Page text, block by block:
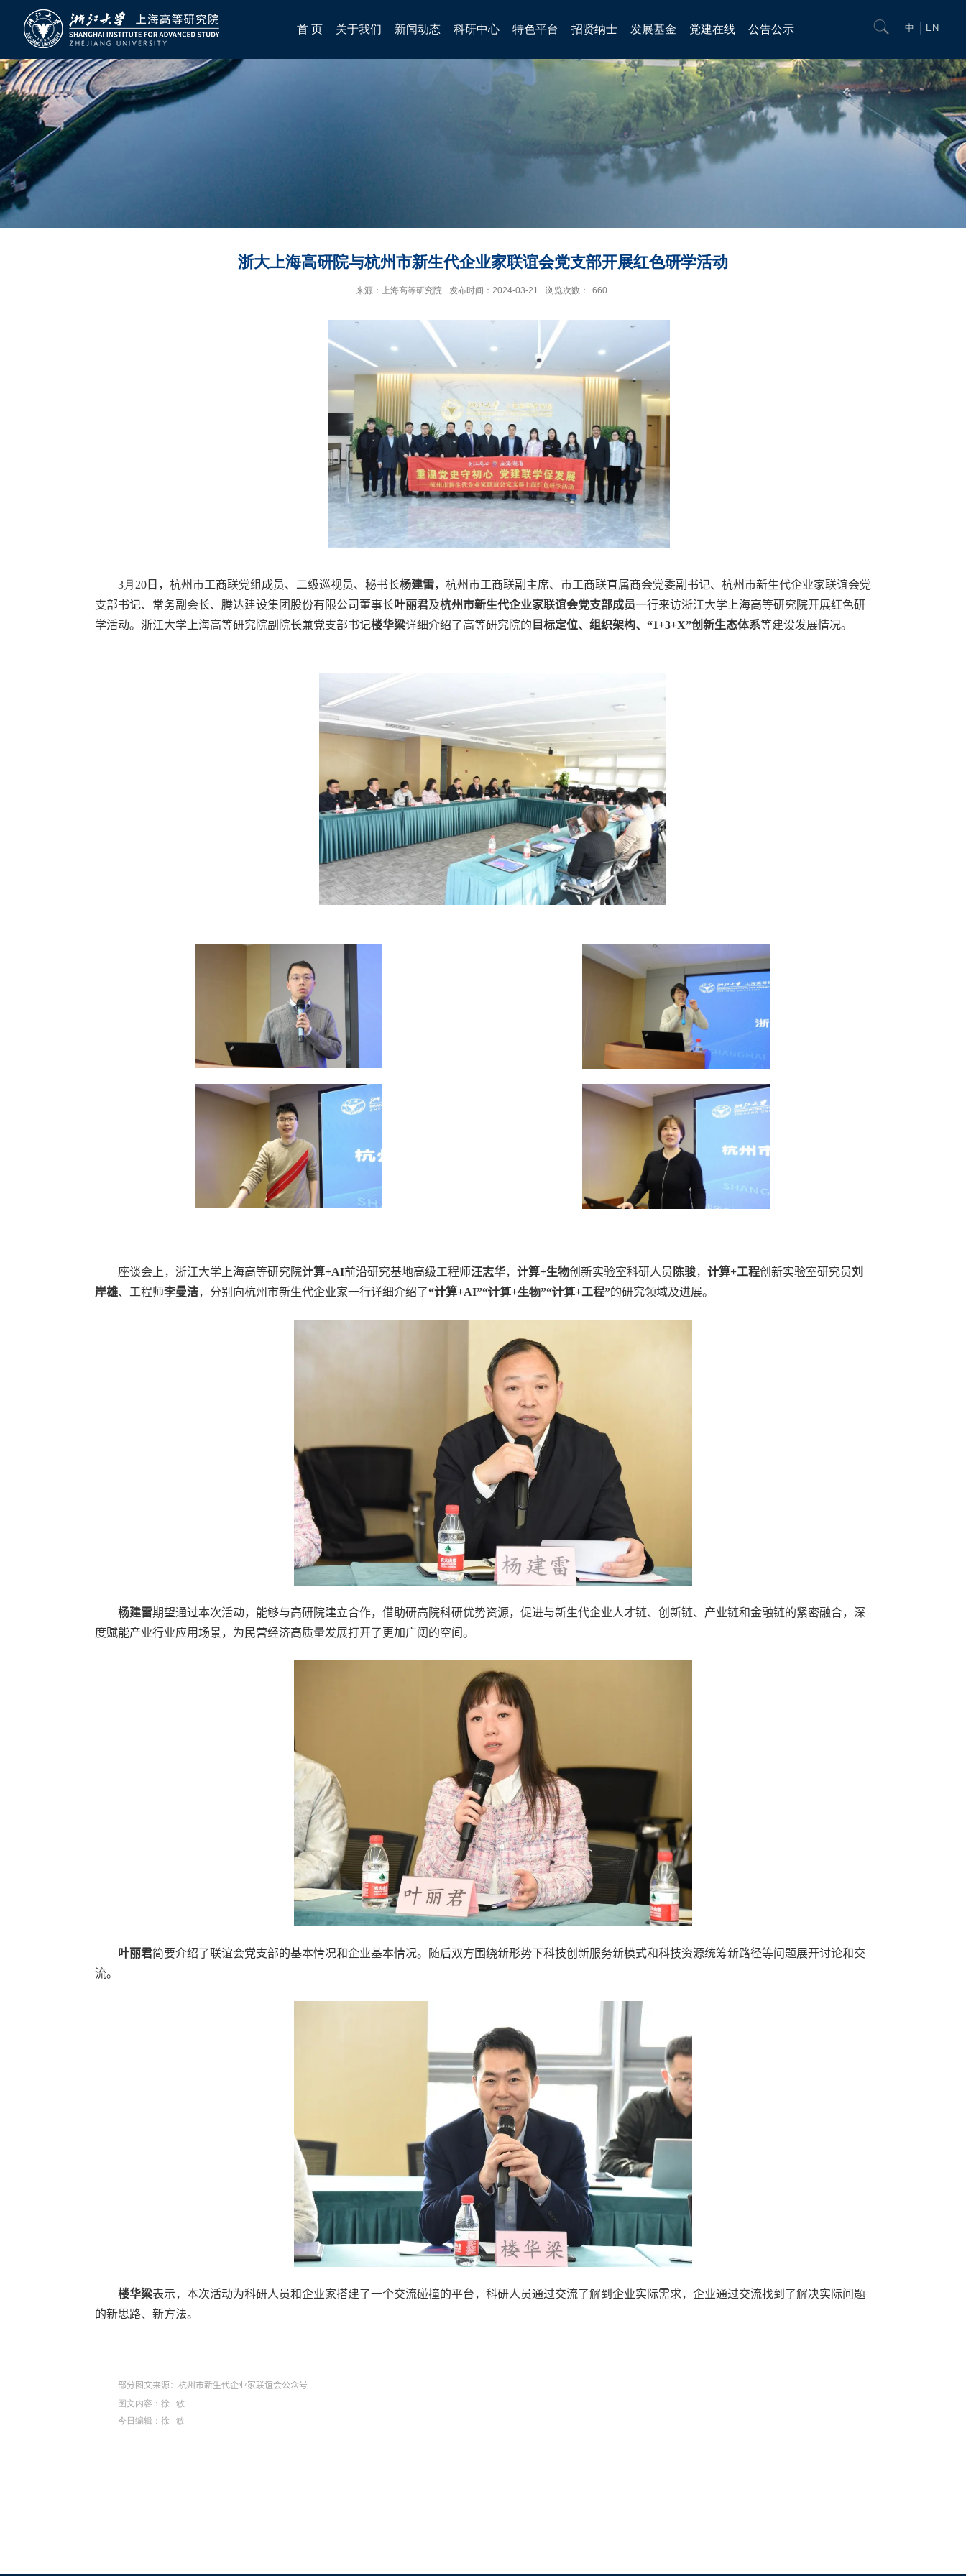
首 页 关于我们 新闻动态 科研中心 特色平台 招贤纳士 发展基金 党建在线 公告公示 中 EN
浙大上海高研院与杭州市新生代企业家联谊会党支部开展红色研学活动
来源：上海高等研究院 发布时间：2024-03-21 浏览次数： 660
3月 20日，杭州市工商联党组成员、二级巡视员、秘书长杨建雷，杭州市工商联副主席、市工商联直属商会党委副书记、杭州市新生代企业家联谊会党
支部书记、常务副会长、腾达建设集团股份有限公司董事长叶丽君及杭州市新生代企业家联谊会党支部成员一行来访浙江大学上海高等研究院开展红色研
学活动。浙江大学上海高等研究院副院长兼党支部书记楼华梁详细介绍了高等研究院的 目标定位、组织架构、“1+3+X”创新生态体系等建设发展情况。
座谈会上，浙江大学上海高等研究院计算+AI前沿研究基地高级工程师汪志华， 计算+生物创新实验室科研人员 陈骏， 计算+工程创新实验室研究员刘
岸雄、工程师李曼洁，分别向杭州市新生代企业家一行详细介绍了“计算+AI”“计算+生物”“计算+工程”的研究领域及进展。
杨建雷期望通过本次活动，能够与高研院建立合作，借助研高院科研优势资源，促进与新生代企业人才链、创新链、产业链和金融链的紧密融合，深
度赋能产业行业应用场景，为民营经济高质量发展打开了更加广阔的空间。
叶丽君简要介绍了联谊会党支部的基本情况和企业基本情况。随后双方围绕新形势下科技创新服务新模式和科技资源统筹新路径等问题展开讨论和交
流。
楼华梁表示，本次活动为科研人员和企业家搭建了一个交流碰撞的平台，科研人员通过交流了解到企业实际需求，企业通过交流找到了解决实际问题
的新思路、新方法。
部分图文来源： 杭州市新生代企业家联谊会公众号
图文内容：徐 敏
今日编辑：徐 敏